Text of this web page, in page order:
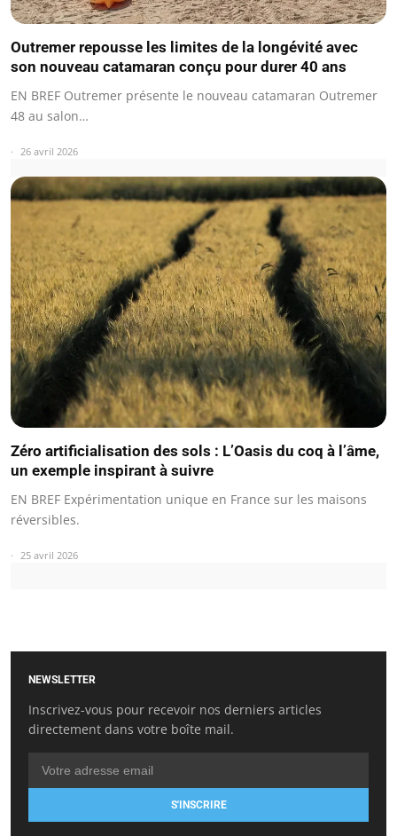
Outremer repousse les limites de la longévité avec
son nouveau catamaran conçu pour durer 40 ans
EN BREF Outremer présente le nouveau catamaran Outremer
48 au salon…
26 avril 2026
Zéro artificialisation des sols : L’Oasis du coq à l’âme,
un exemple inspirant à suivre
EN BREF Expérimentation unique en France sur les maisons
réversibles.
25 avril 2026
NEWSLETTER
Inscrivez-vous pour recevoir nos derniers articles
directement dans votre boîte mail.
S'INSCRIRE